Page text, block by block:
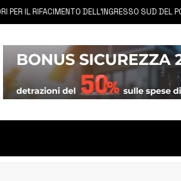
RIFACIMENTO DELL’INGRESSO SUD DEL PORTO